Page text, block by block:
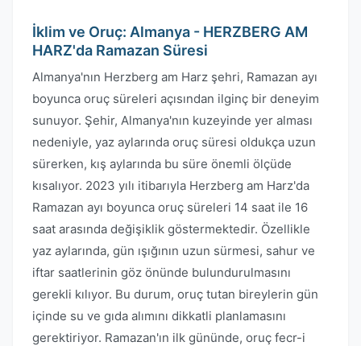
İklim ve Oruç: Almanya - HERZBERG AM
HARZ'da Ramazan Süresi
Almanya'nın Herzberg am Harz şehri, Ramazan ayı
boyunca oruç süreleri açısından ilginç bir deneyim
sunuyor. Şehir, Almanya'nın kuzeyinde yer alması
nedeniyle, yaz aylarında oruç süresi oldukça uzun
sürerken, kış aylarında bu süre önemli ölçüde
kısalıyor. 2023 yılı itibarıyla Herzberg am Harz'da
Ramazan ayı boyunca oruç süreleri 14 saat ile 16
saat arasında değişiklik göstermektedir. Özellikle
yaz aylarında, gün ışığının uzun sürmesi, sahur ve
iftar saatlerinin göz önünde bulundurulmasını
gerekli kılıyor. Bu durum, oruç tutan bireylerin gün
içinde su ve gıda alımını dikkatli planlamasını
gerektiriyor. Ramazan'ın ilk gününde, oruç fecr-i